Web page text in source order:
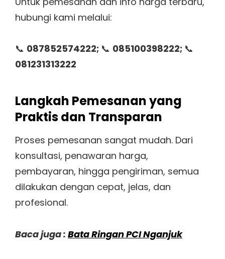
hubungi kami melalui:
📞 087852574222; 📞 085100398222; 📞
081231313222
Langkah Pemesanan yang
Praktis dan Transparan
Proses pemesanan sangat mudah. Dari
konsultasi, penawaran harga,
pembayaran, hingga pengiriman, semua
dilakukan dengan cepat, jelas, dan
profesional.
Baca juga : Bata Ringan PCI Nganjuk